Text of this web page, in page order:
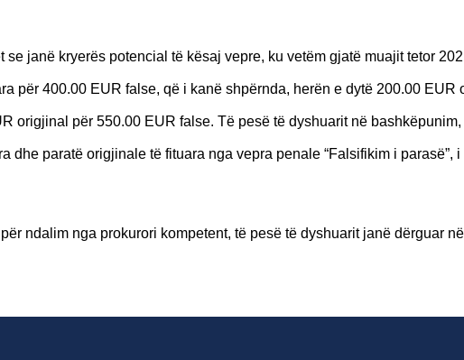
janë kryerës potencial të kësaj vepre, ku vetëm gjatë muajit tetor
për 400.00 EUR false, që i kanë shpërnda, herën e dytë 200.00 EUR
origjinal për 550.00 EUR false. Të pesë të dyshuarit në
dhe paratë origjinale të fituara nga vepra penale “Falsifikim i parasë”, i
ndalim nga prokurori kompetent, të pesë të dyshuarit janë dërguar